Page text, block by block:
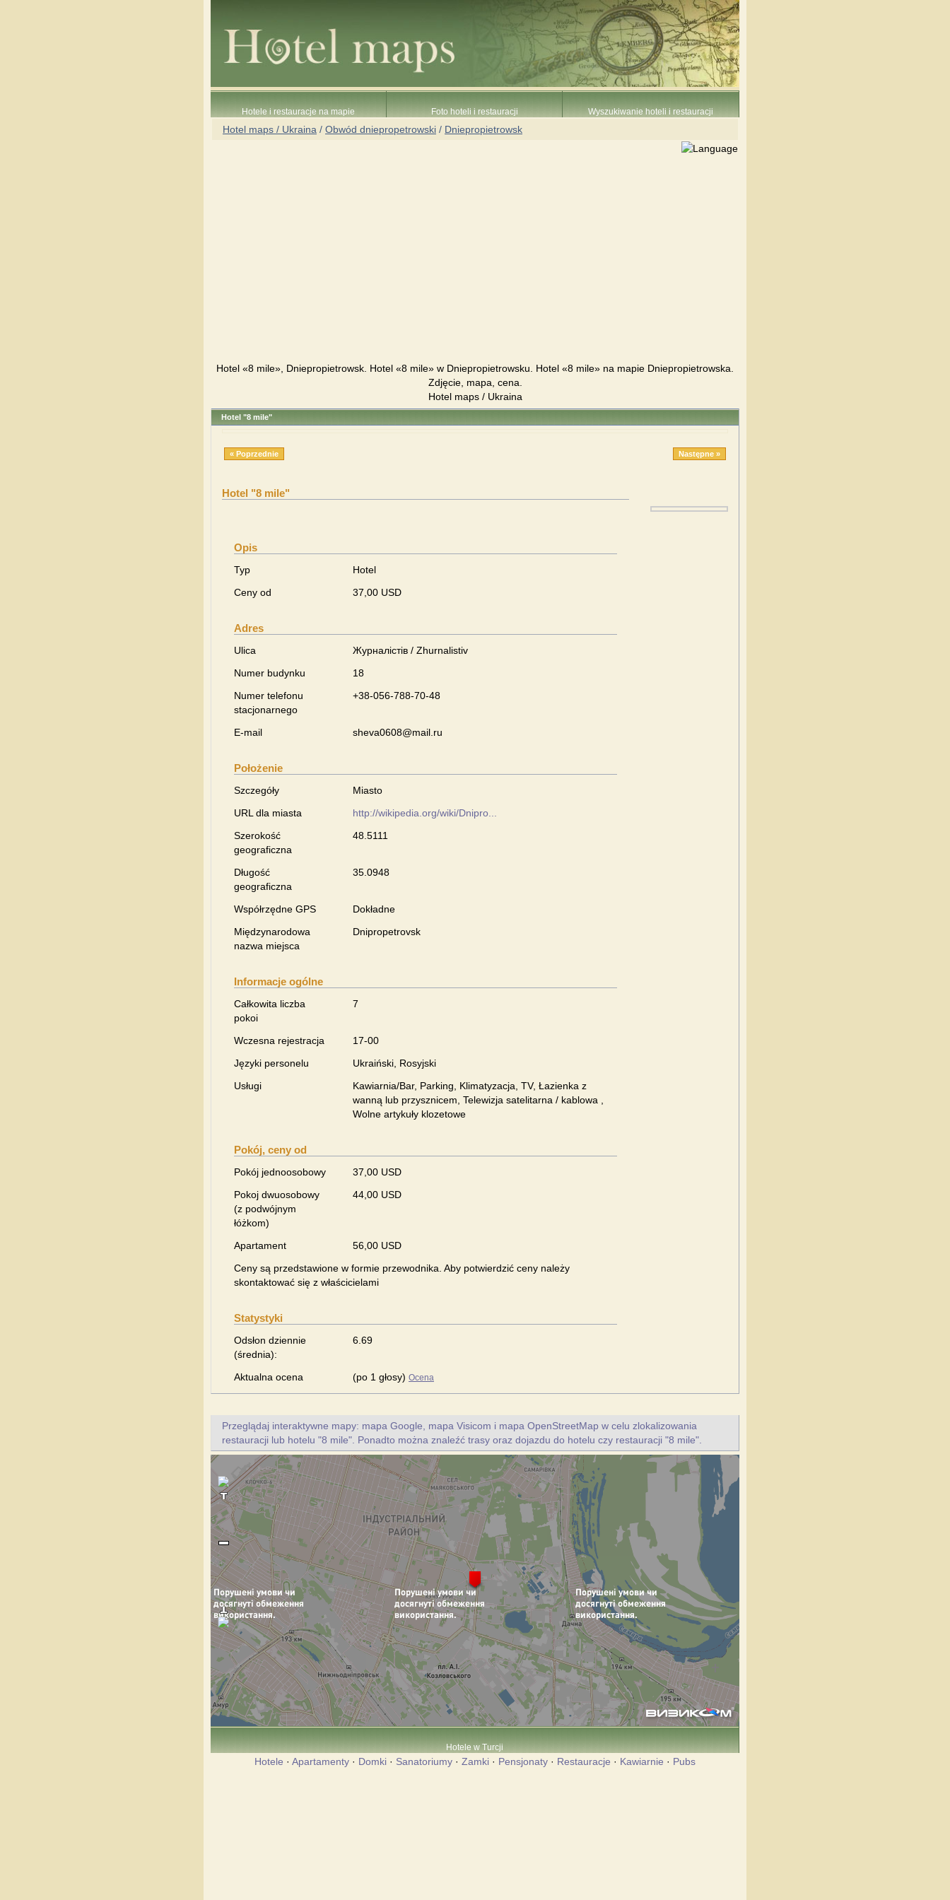
Hotele i restauracje na mapie Foto hoteli i restauracji Wyszukiwanie hoteli i restauracji
Hotel maps / Ukraina / Obwód dniepropetrowski / Dniepropietrowsk
Hotel «8 mile», Dniepropietrowsk. Hotel «8 mile» w Dniepropietrowsku. Hotel «8 mile» na mapie Dniepropietrowska.
Zdjęcie, mapa, cena.
Hotel maps / Ukraina
Hotel "8 mile"
« Poprzednie Następne »
Hotel "8 mile"
Opis
Typ
Hotel
Ceny od
37,00 USD
Adres
Ulica
Журналістів / Zhurnalistiv
Numer budynku
18
Numer telefonu
stacjonarnego
+38-056-788-70-48
E-mail sheva0608@mail.ru
Położenie
Szczegóły
Miasto
URL dla miasta
http://wikipedia.org/wiki/Dnipro...
Szerokość
geograficzna
48.5111
Długość
geograficzna
35.0948
Współrzędne GPS
Dokładne
Międzynarodowa
nazwa miejsca
Dnipropetrovsk
Informacje ogólne
Całkowita liczba
pokoi
7
Wczesna rejestracja
17-00
Języki personelu
Ukraiński, Rosyjski
Usługi
Kawiarnia/Bar, Parking, Klimatyzacja, TV, Łazienka z
wanną lub przysznicem, Telewizja satelitarna / kablowa ,
Wolne artykuły klozetowe
Pokój, ceny od
Pokój jednoosobowy
37,00 USD
Pokoj dwuosobowy
(z podwójnym
łóżkom)
44,00 USD
Apartament
56,00 USD
Ceny są przedstawione w formie przewodnika. Aby potwierdzić ceny należy
skontaktować się z właścicielami
Statystyki
Odsłon dziennie
(średnia):
6.69
Aktualna ocena (po 1 głosy) Ocena
Przeglądaj interaktywne mapy: mapa Google, mapa Visicom i mapa OpenStreetMap w celu zlokalizowania
restauracji lub hotelu "8 mile". Ponadto można znaleźć trasy oraz dojazdu do hotelu czy restauracji "8 mile".
Hotele w Turcji
Hotele · Apartamenty · Domki · Sanatoriumy · Zamki · Pensjonaty · Restauracje · Kawiarnie · Pubs